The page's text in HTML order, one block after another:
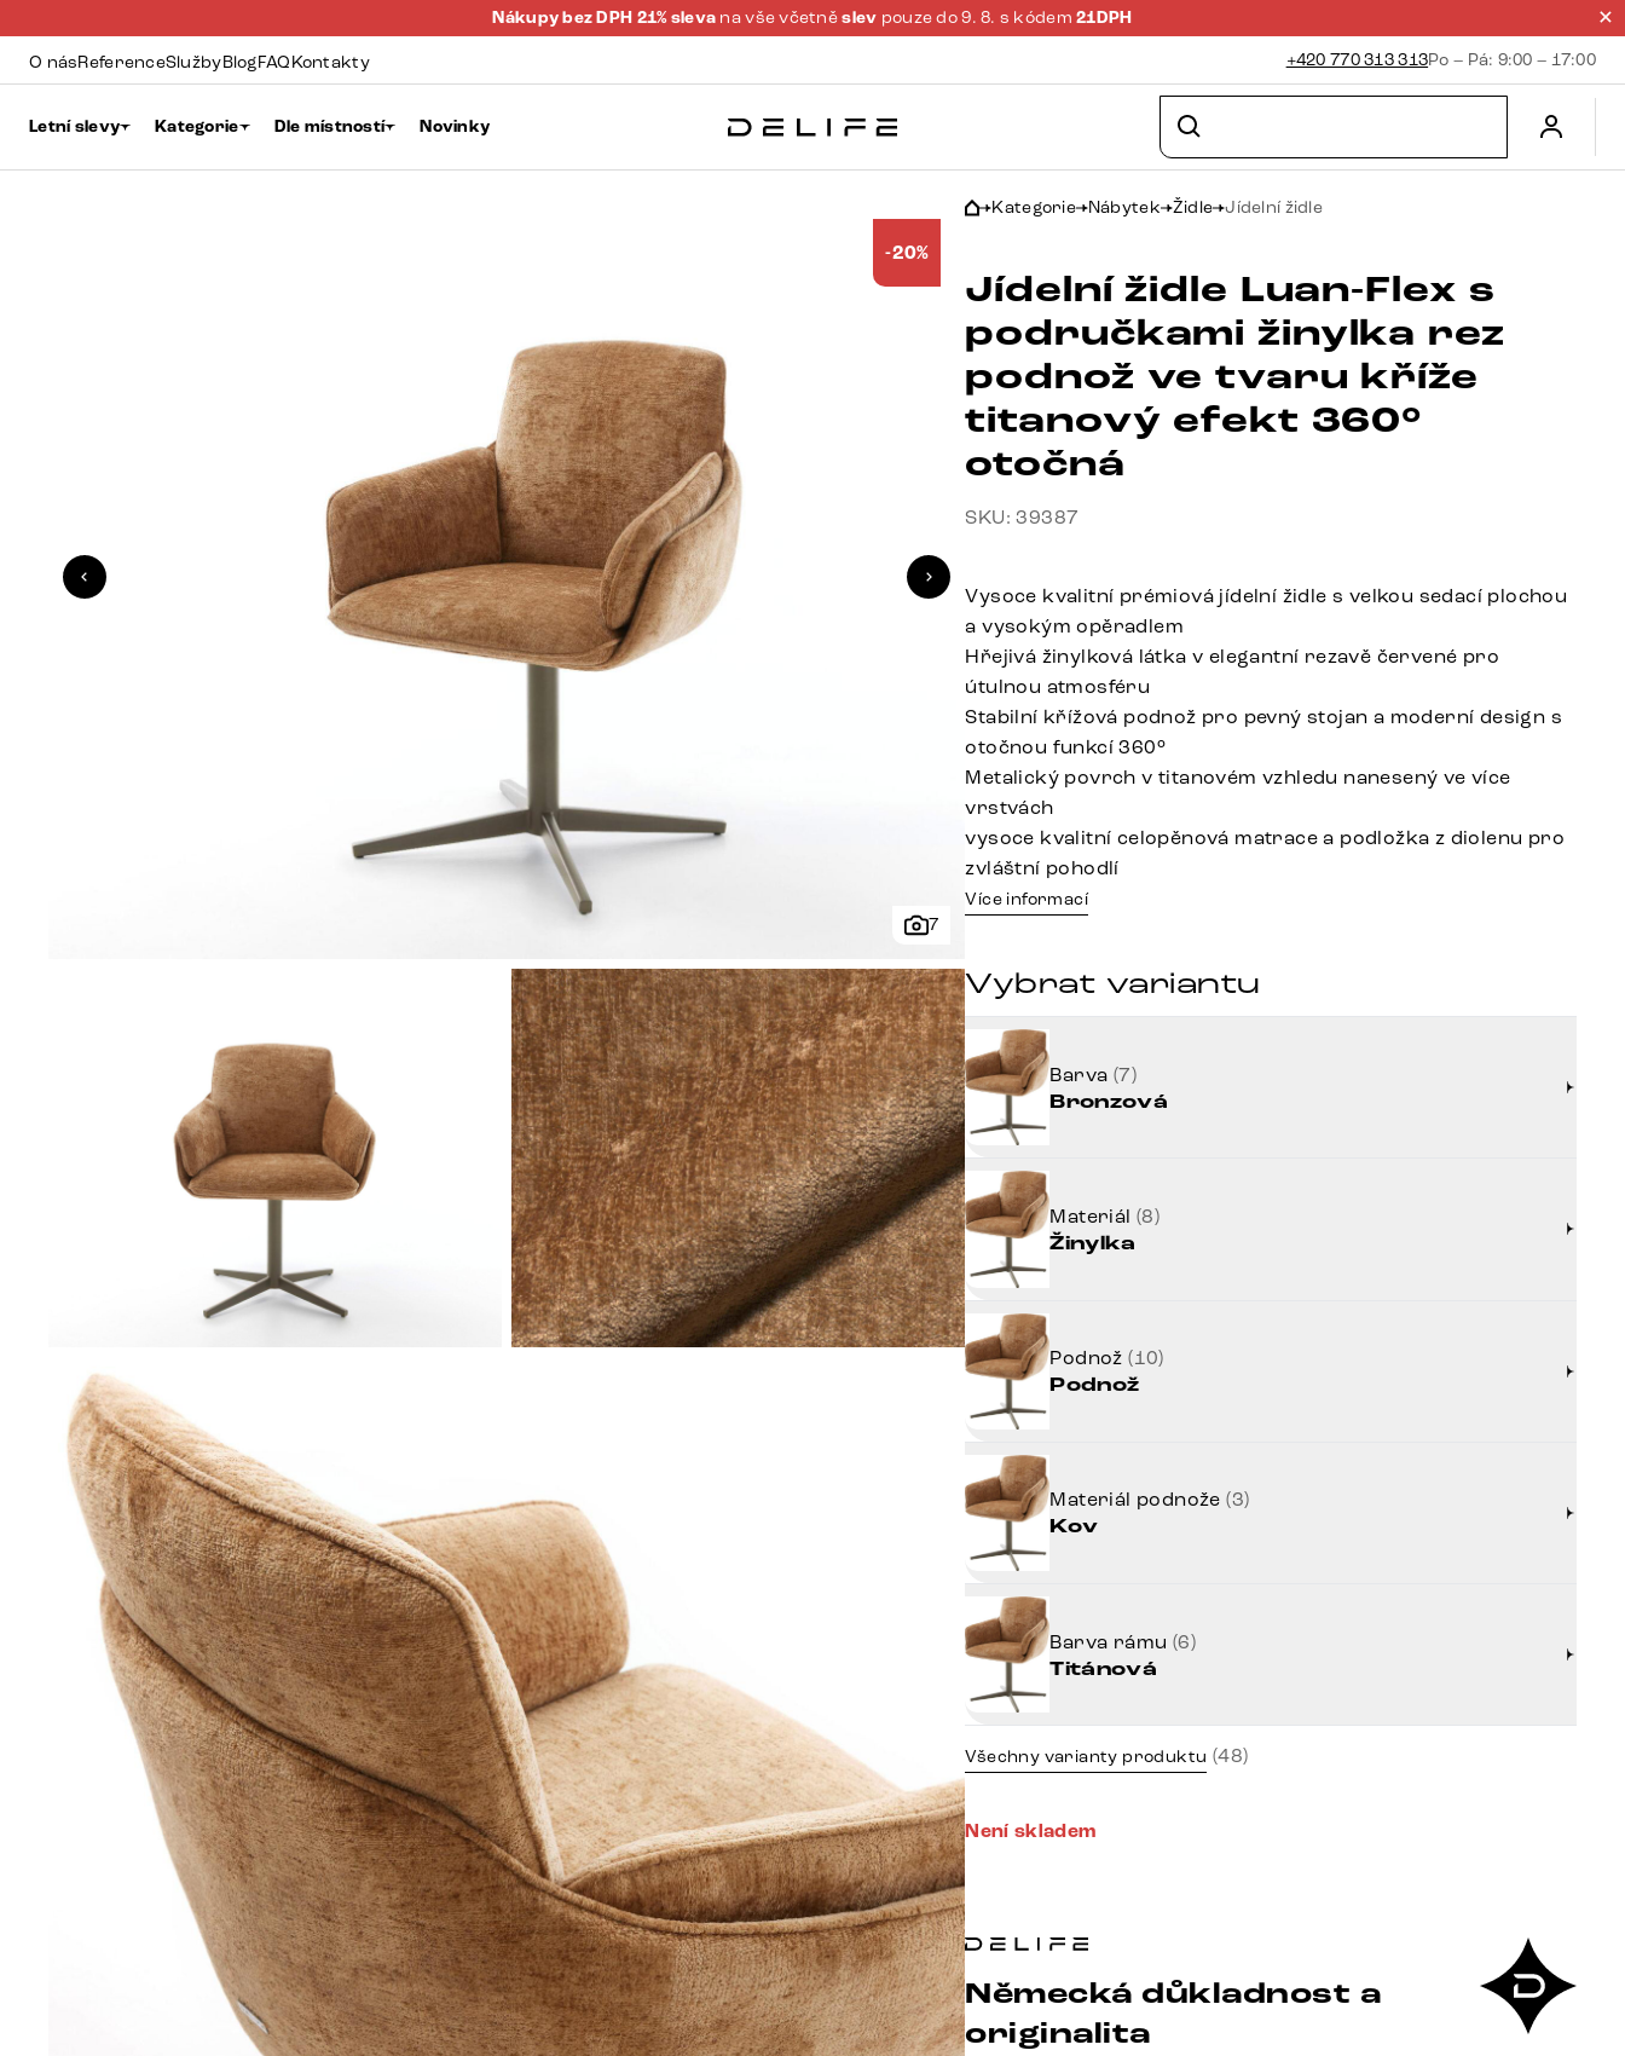
Nákupy bez DPH 21% sleva na vše včetněslev pouze do 9. 8. s kódem21DPH
O násReferenceSlužbyBlogFAQKontakty +420 770 313 313Po – Pá: 9:00 – 17:00
Letní slevy Kategorie Dle místností Novinky
7
-20%
Kategorie Nábytek Židle Jídelní židle
Jídelní židle Luan-Flex s
područkami žinylka rez
podnož ve tvaru kříže
titanový efekt 360°
otočná
SKU: 39387
Vysoce kvalitní prémiová jídelní židle s velkou sedací plochou
a vysokým opěradlem
Hřejivá žinylková látka v elegantní rezavě červené pro
útulnou atmosféru
Stabilní křížová podnož pro pevný stojan a moderní design s
otočnou funkcí 360°
Metalický povrch v titanovém vzhledu nanesený ve více
vrstvách
vysoce kvalitní celopěnová matrace a podložka z diolenu pro
zvláštní pohodlí
Více informací
Vybrat variantu
Barva (7)
Bronzová
Materiál (8)
Žinylka
Podnož(10)
Podnož
Materiál podnože(3)
Kov
Barva rámu (6)
Titánová
Všechny varianty produktu (48)
Není skladem
Německá důkladnost a
originalita